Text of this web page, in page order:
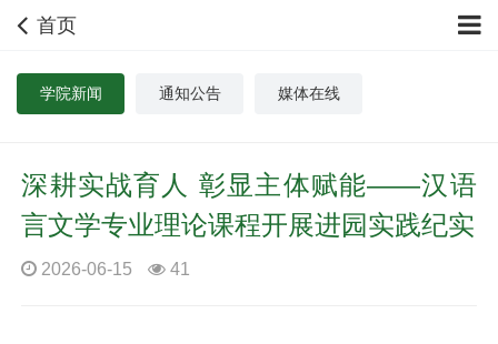
首页
学院新闻 通知公告 媒体在线
深耕实战育人 彰显主体赋能——汉语
言文学专业理论课程开展进园实践纪实
2026-06-15 41